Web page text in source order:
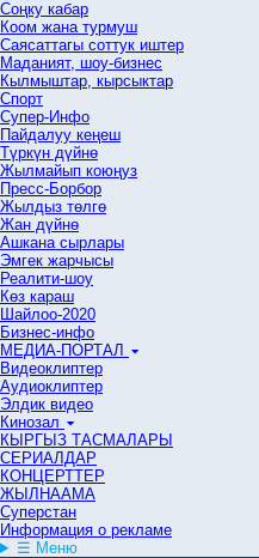
Cоңку кабар
Коом жана турмуш
Саясаттагы соттук иштер
Маданият, шоу-бизнес
Кылмыштар, кырсыктар
Спорт
Супер-Инфо
Пайдалуу кеңеш
Түркүн дүйнө
Жылмайып коюңуз
Пресс-Борбор
Жылдыз төлгө
Жан дүйнө
Ашкана сырлары
Эмгек жарчысы
Реалити-шоу
Көз караш
Шайлоо-2020
Бизнес-инфо
МЕДИА-ПОРТАЛ
Видеоклиптер
Аудиоклиптер
Элдик видео
Кинозал
КЫРГЫЗ ТАСМАЛАРЫ
СЕРИАЛДАР
КОНЦЕРТТЕР
ЖЫЛНААМА
Суперстан
Информация о рекламе
☰ Меню